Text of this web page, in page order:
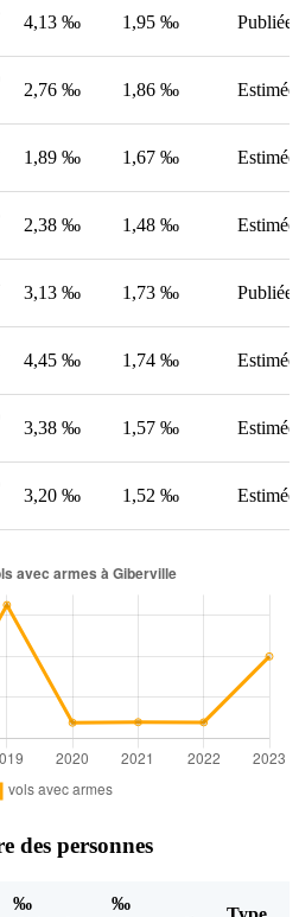
4,13 ‰ 1,95 ‰ Publiée
2,76 ‰ 1,86 ‰ Estimée
1,89 ‰ 1,67 ‰ Estimée
2,38 ‰ 1,48 ‰ Estimée
3,13 ‰ 1,73 ‰ Publiée
4,45 ‰ 1,74 ‰ Estimée
3,38 ‰ 1,57 ‰ Estimée
3,20 ‰ 1,52 ‰ Estimée
des personnes
‰
‰